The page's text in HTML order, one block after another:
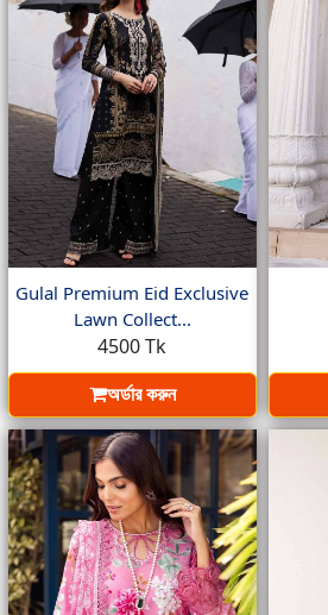
Gulal Premium Eid Exclusive
Lawn Collect...
4500 Tk
অর্ডার করুন